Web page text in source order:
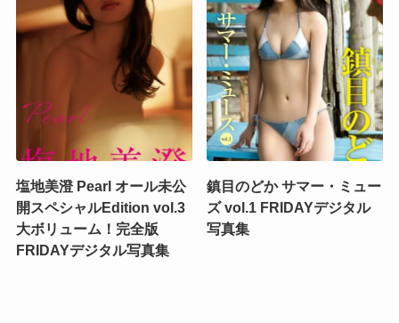
塩地美澄 Pearl オール未公
開スペシャルEdition vol.3
大ボリューム！完全版
FRIDAYデジタル写真集
鎮目のどか サマー・ミュー
ズ vol.1 FRIDAYデジタル
写真集